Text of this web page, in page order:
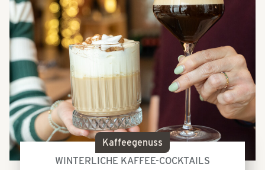
Kaffeegenuss
WINTERLICHE KAFFEE-COCKTAILS